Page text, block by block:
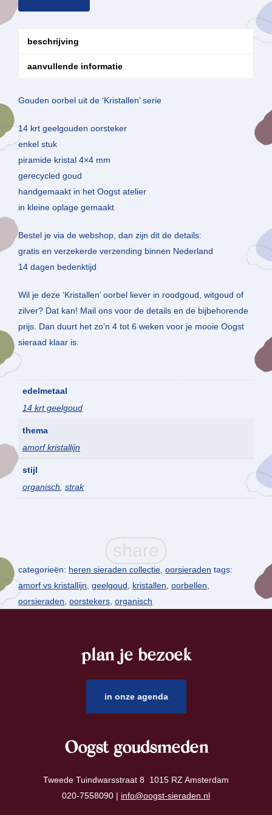
beschrijving
aanvullende informatie
Gouden oorbel uit de ‘Kristallen’ serie
14 krt geelgouden oorsteker
enkel stuk
piramide kristal 4×4 mm
gerecycled goud
handgemaakt in het Oogst atelier
in kleine oplage gemaakt
Bestel je via de webshop, dan zijn dit de details:
gratis en verzekerde verzending binnen Nederland
14 dagen bedenktijd
Wil je deze ‘Kristallen’ oorbel liever in roodgoud, witgoud of
zilver? Dat kan! Mail ons voor de details en de bijbehorende
prijs. Dan duurt het zo’n 4 tot 6 weken voor je mooie Oogst
sieraad klaar is.
edelmetaal
14 krt geelgoud
thema
amorf kristallijn
stijl
organisch, strak
categorieën: heren sieraden collectie oorsieraden tags:
amorf vs kristallijn geelgoud kristallen oorbellen
oorsieraden oorstekers organisch
plan je bezoek
in onze agenda
Oogst goudsmeden
Tweede Tuindwarsstraat 8 1015 RZ Amsterdam
020-7558090 | info@oogst-sieraden.nl